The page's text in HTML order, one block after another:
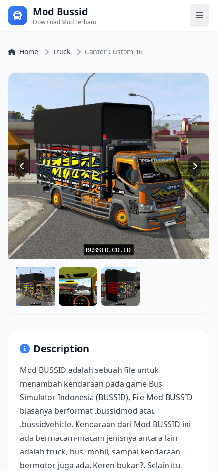
Mod Bussid
Download Mod Terbaru
Home Truck Canter Custom 16
Description
Mod BUSSID adalah sebuah file untuk
menambah kendaraan pada game Bus
Simulator Indonesia (BUSSID), File Mod BUSSID
biasanya berformat .bussidmod atau
.bussidvehicle. Kendaraan dari Mod BUSSID ini
ada bermacam-macam jenisnya antara lain
adalah truck, bus, mobil, sampai kendaraan
bermotor juga ada, Keren bukan?. Selain itu